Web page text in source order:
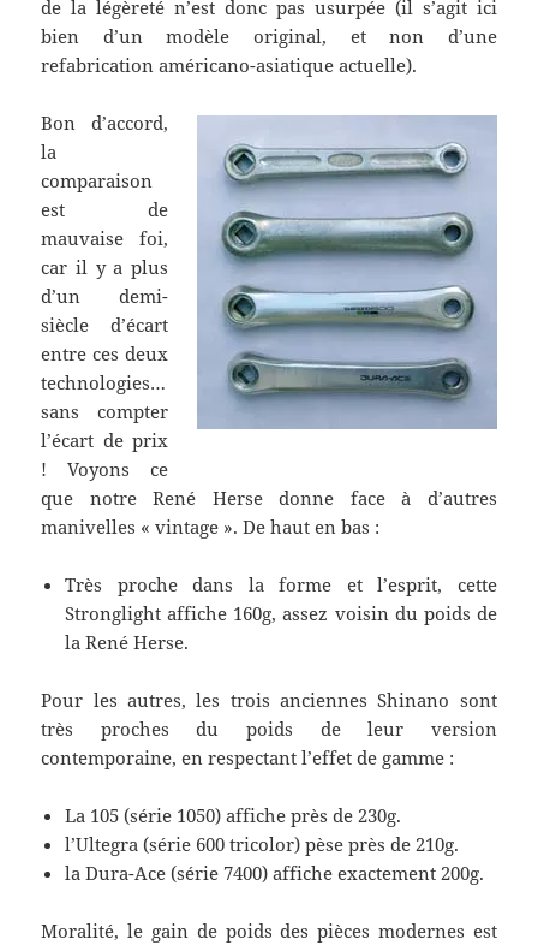
de la légèreté n’est donc pas usurpée (il s’agit ici
bien d’un modèle original, et non d’une
refabrication américano-asiatique actuelle).
Bon d’accord,
la
comparaison
est de
mauvaise foi,
car il y a plus
d’un demi-
siècle d’écart
entre ces deux
technologies…
sans compter
l’écart de prix
! Voyons ce
que notre René Herse donne face à d’autres
manivelles « vintage ». De haut en bas :
Très proche dans la forme et l’esprit, cette
Stronglight affiche 160g, assez voisin du poids de
la René Herse.
Pour les autres, les trois anciennes Shinano sont
très proches du poids de leur version
contemporaine, en respectant l’effet de gamme :
La 105 (série 1050) affiche près de 230g.
l’Ultegra (série 600 tricolor) pèse près de 210g.
la Dura-Ace (série 7400) affiche exactement 200g.
Moralité, le gain de poids des pièces modernes est